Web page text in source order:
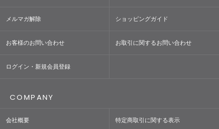
メルマガ解除 ショッピングガイド
お客様のお問い合わせ お取引に関するお問い合わせ
ログイン・新規会員登録
COMPANY
会社概要 特定商取引に関する表示